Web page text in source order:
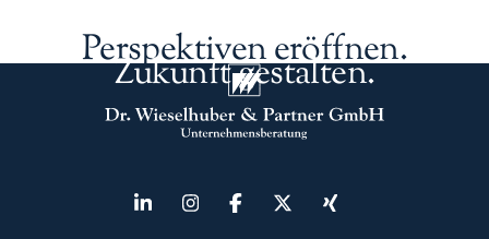
Perspektiven eröffnen.
Zukunft gestalten.